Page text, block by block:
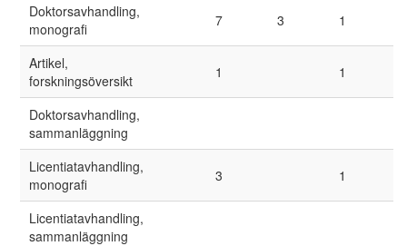
Doktorsavhandling,
monografi
7 3 1
Artikel,
forskningsöversikt
1 1
Doktorsavhandling,
sammanläggning
Licentiatavhandling,
monografi
3 1
Licentiatavhandling,
sammanläggning